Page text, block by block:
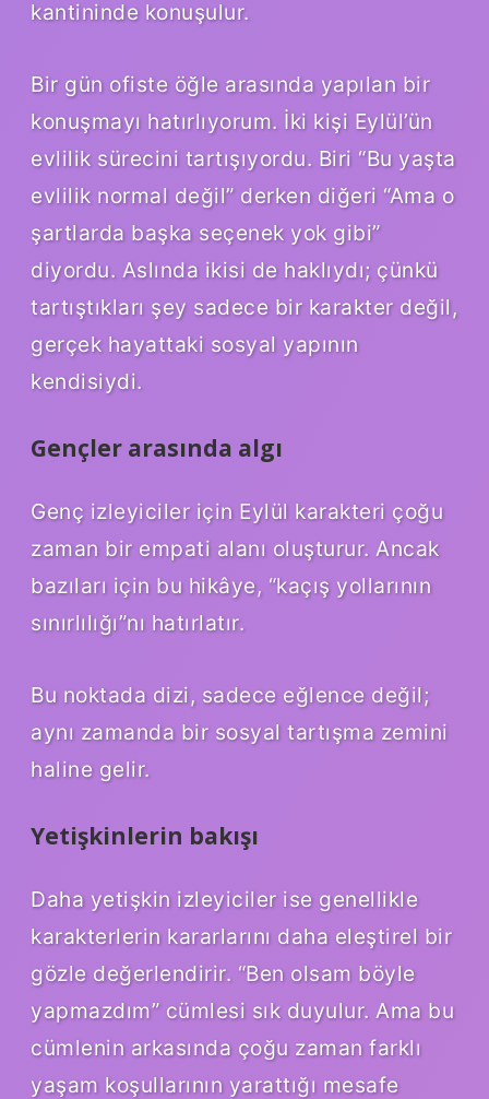
kantininde konuşulur.
Bir gün ofiste öğle arasında yapılan bir
konuşmayı hatırlıyorum. İki kişi Eylül’ün
evlilik sürecini tartışıyordu. Biri “Bu yaşta
evlilik normal değil” derken diğeri “Ama o
şartlarda başka seçenek yok gibi”
diyordu. Aslında ikisi de haklıydı; çünkü
tartıştıkları şey sadece bir karakter değil,
gerçek hayattaki sosyal yapının
kendisiydi.
Gençler arasında algı
Genç izleyiciler için Eylül karakteri çoğu
zaman bir empati alanı oluşturur. Ancak
bazıları için bu hikâye, “kaçış yollarının
sınırlılığı”nı hatırlatır.
Bu noktada dizi, sadece eğlence değil;
aynı zamanda bir sosyal tartışma zemini
haline gelir.
Yetişkinlerin bakışı
Daha yetişkin izleyiciler ise genellikle
karakterlerin kararlarını daha eleştirel bir
gözle değerlendirir. “Ben olsam böyle
yapmazdım” cümlesi sık duyulur. Ama bu
cümlenin arkasında çoğu zaman farklı
yaşam koşullarının yarattığı mesafe